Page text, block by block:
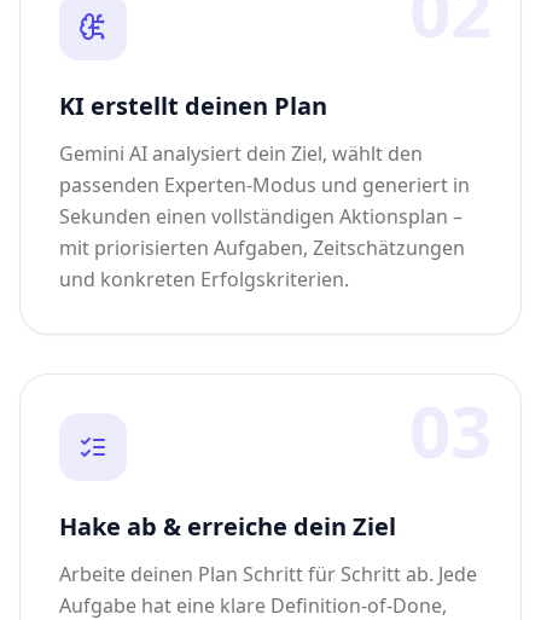
Gemini AI analysiert dein Ziel, wählt den
passenden Experten-Modus und generiert in
Sekunden einen vollständigen Aktionsplan –
mit priorisierten Aufgaben, Zeitschätzungen
und konkreten Erfolgskriterien.
03
Arbeite deinen Plan Schritt für Schritt ab. Jede
Aufgabe hat eine klare Definition-of-Done,
damit du immer weißt, wann ein Schritt